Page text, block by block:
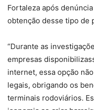
Fortaleza após
obtenção desse tipo de
“Durante as
empresas
internet, essa opção
legais, obrigando os
terminais rodoviários.